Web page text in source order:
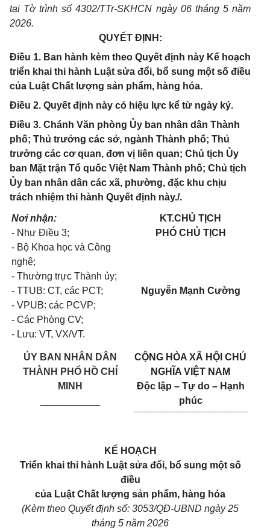
tại Tờ trình số 4302/TTr-SKHCN ngày 06 tháng 5 năm
2026.
QUYẾT ĐỊNH:
Điều 1. Ban hành kèm theo Quyết định này Kế hoạch
triển khai thi hành Luật sửa đổi, bổ sung một số điều
của Luật Chất lượng sản phẩm, hàng hóa.
Điều 2. Quyết định này có hiệu lực kể từ ngày ký.
Điều 3. Chánh Văn phòng Ủy ban nhân dân Thành
phố; Thủ trưởng các sở, ngành Thành phố; Thủ
trưởng các cơ quan, đơn vị liên quan; Chủ tịch Ủy
ban Mặt trận Tổ quốc Việt Nam Thành phố; Chủ tịch
Ủy ban nhân dân các xã, phường, đặc khu chịu
trách nhiệm thi hành Quyết định này./.
Nơi nhận:
- Như Điều 3;
- Bộ Khoa học và Công
nghệ;
- Thường trực Thành ủy;
- TTUB: CT, các PCT;
- VPUB: các PCVP;
- Các Phòng CV;
- Lưu: VT, VX/VT.
KT.CHỦ TỊCH
PHÓ CHỦ TỊCH
Nguyễn Mạnh Cường
ỦY BAN NHÂN DÂN
THÀNH PHỐ HỒ CHÍ
MINH
CỘNG HÒA XÃ HỘI CHỦ
NGHĨA VIỆT NAM
Độc lập – Tự do – Hạnh
phúc
_____________________
KẾ HOẠCH
Triển khai thi hành Luật sửa đổi, bổ sung một số
điều
của Luật Chất lượng sản phẩm, hàng hóa
(Kèm theo Quyết định số: 3053/QĐ-UBND ngày 25
tháng 5 năm 2026